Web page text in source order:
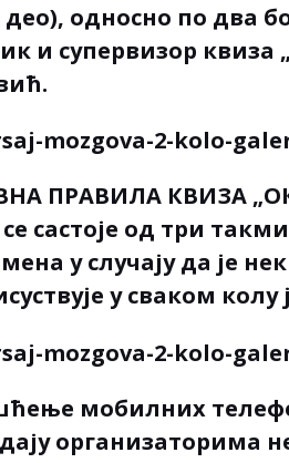
односно по два
и супервизор квиза
ПРАВИЛА КВИЗА
састоје од три
у случају да је
у сваком колу
мобилних
организаторима